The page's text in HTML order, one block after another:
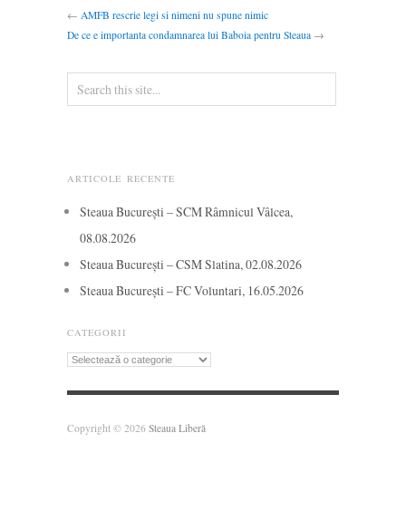
← AMFB rescrie legi si nimeni nu spune nimic
De ce e importanta condamnarea lui Baboia pentru Steaua →
ARTICOLE RECENTE
Steaua București – SCM Râmnicul Vâlcea,
08.08.2026
Steaua București – CSM Slatina, 02.08.2026
Steaua București – FC Voluntari, 16.05.2026
CATEGORII
Categorii
Copyright © 2026 Steaua Liberă